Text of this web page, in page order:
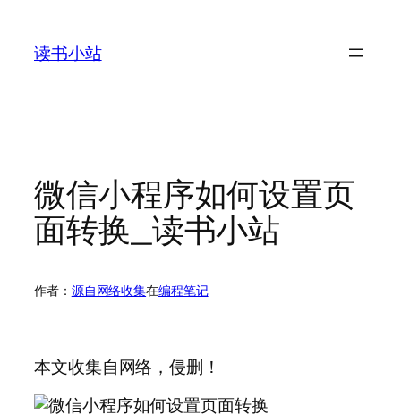
读书小站
微信小程序如何设置页
面转换_读书小站
作者： 源自网络收集在编程笔记
本文收集自网络，侵删！